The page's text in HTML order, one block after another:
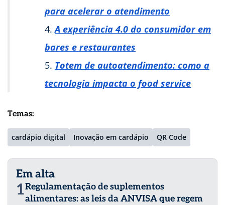
para acelerar o atendimento
A experiência 4.0 do consumidor em
bares e restaurantes
Totem de autoatendimento: como a
tecnologia impacta o food service
Temas:
cardápio digital Inovação em cardápio QR Code
Em alta
1Regulamentação de suplementos
alimentares: as leis da ANVISA que regem